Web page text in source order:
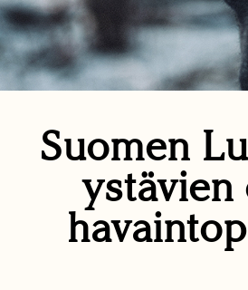
Suomen
ystävien